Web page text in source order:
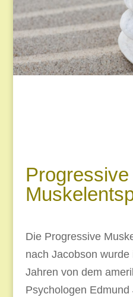
Progressive
Die Progressive
nach Jacobson
Jahren von dem
Psychologen